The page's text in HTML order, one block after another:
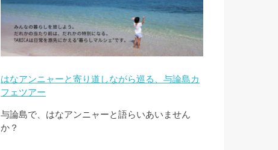
はなアンニャーと寄り道しながら巡る、与論島カ
フェツアー
与論島で、はなアンニャーと語らいあいません
か？